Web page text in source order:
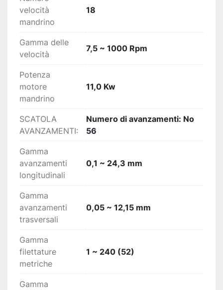
velocità
mandrino
18
Gamma delle
velocità
7,5 ~ 1000 Rpm
Potenza
motore
mandrino
11,0 Kw
SCATOLA
AVANZAMENTI:
Numero di avanzamenti: No
56
Gamma
avanzamenti
longitudinali
0,1 ~ 24,3 mm
Gamma
avanzamenti
trasversali
0,05 ~ 12,15 mm
Gamma
filettature
metriche
1 ~ 240 (52)
Gamma